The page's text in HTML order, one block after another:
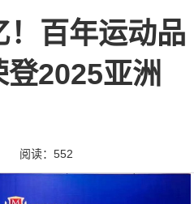
！百年运动品
2025亚洲
阅读：552